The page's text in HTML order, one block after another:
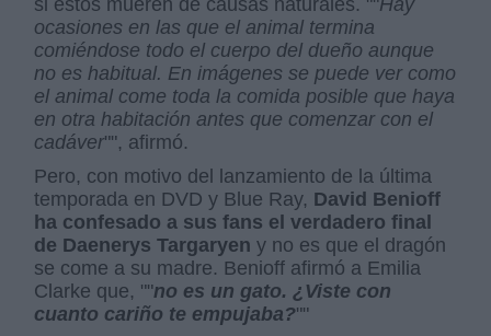
si estos mueren de causas naturales. ""Hay
ocasiones en las que el animal termina
comiéndose todo el cuerpo del dueño aunque
no es habitual. En imágenes se puede ver como
el animal come toda la comida posible que haya
en otra habitación antes que comenzar con el
cadáver"", afirmó.
Pero, con motivo del lanzamiento de la última
temporada en DVD y Blue Ray, David Benioff
ha confesado a sus fans el verdadero final
de Daenerys Targaryen y no es que el dragón
se come a su madre. Benioff afirmó a Emilia
Clarke que, ""no es un gato. ¿Viste con
cuanto cariño te empujaba?""